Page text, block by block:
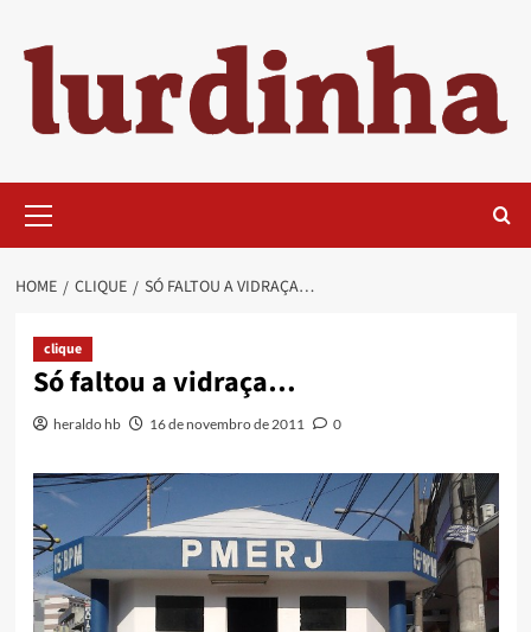
content
Menu
HOME CLIQUE SÓ FALTOU A VIDRAÇA…
clique
Só faltou a vidraça…
heraldo hb 16 de novembro de 2011 0